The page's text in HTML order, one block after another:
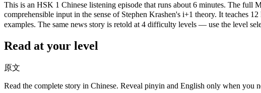
This is an HSK 1 Chinese listening episode that runs about 6 minutes. The
comprehensible input in the sense of Stephen Krashen's i+1 theory. It teaches
examples. The same news story is retold at 4 difficulty levels — use the level
Read at your level
原文
Read the complete story in Chinese. Reveal pinyin and English only when you